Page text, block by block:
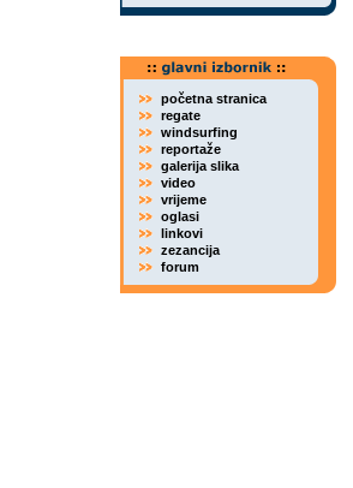
početna stranica
regate
windsurfing
reportaže
galerija slika
video
vrijeme
oglasi
linkovi
zezancija
forum